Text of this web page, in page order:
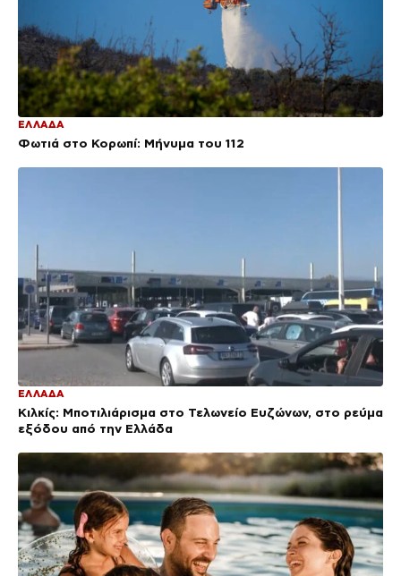
ΕΛΛΑΔΑ
Φωτιά στο Κορωπί: Μήνυμα του 112
ΕΛΛΑΔΑ
Κιλκίς: Μποτιλιάρισμα στο Τελωνείο Ευζώνων, στο ρεύμα
εξόδου από την Ελλάδα